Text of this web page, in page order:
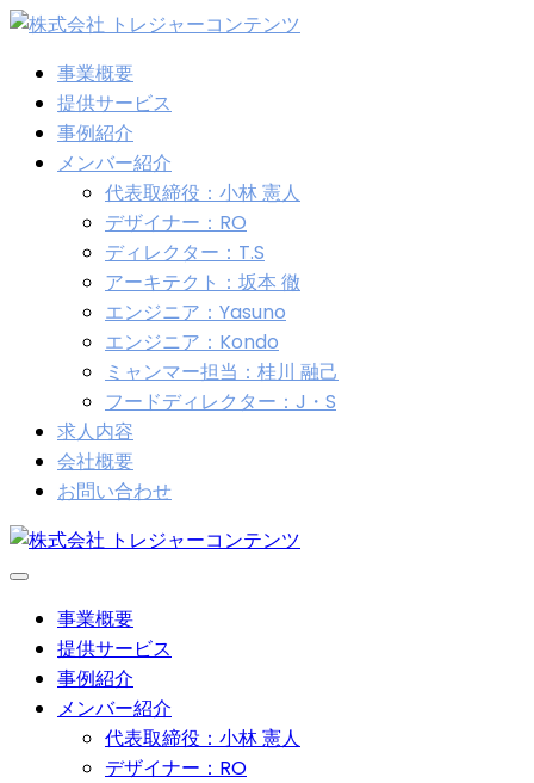
事業概要
提供サービス
事例紹介
メンバー紹介
代表取締役：小林 憲人
デザイナー：RO
ディレクター：T.S
アーキテクト：坂本 徹
エンジニア：Yasuno
エンジニア：Kondo
ミャンマー担当：桂川 融己
フードディレクター：J・S
求人内容
会社概要
お問い合わせ
事業概要
提供サービス
事例紹介
メンバー紹介
代表取締役：小林 憲人
デザイナー：RO